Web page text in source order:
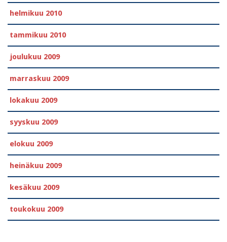
helmikuu 2010
tammikuu 2010
joulukuu 2009
marraskuu 2009
lokakuu 2009
syyskuu 2009
elokuu 2009
heinäkuu 2009
kesäkuu 2009
toukokuu 2009